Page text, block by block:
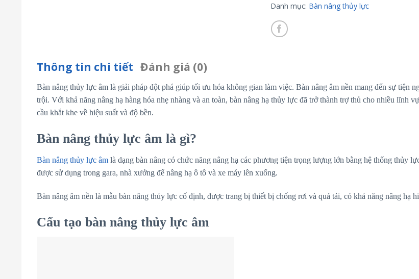
Danh mục: Bàn nâng thủy lực
Thông tin chi tiết Đánh giá (0)
Bàn nâng thủy lực âm là giải pháp đột phá giúp tối ưu hóa không gian làm việc. Bàn nâng âm nền mang đến sự tiện
trội. Với khả năng nâng hạ hàng hóa nhẹ nhàng và an toàn, bàn nâng hạ thủy lực đã trở thành trợ thủ cho nhiều lĩnh
cầu khắt khe về hiệu suất và độ bền.
Bàn nâng thủy lực âm là gì?
Bàn nâng thủy lực âm là dạng bàn nâng có chức năng nâng hạ các phương tiện trọng lượng lớn bằng hệ thống thủy
được sử dụng trong gara, nhà xưởng để nâng hạ ô tô và xe máy lên xuống.
Bàn nâng âm nền là mẫu bàn nâng thủy lực cố định, được trang bị thiết bị chống rơi và quá tải, có khả năng nâng hạ
Cấu tạo bàn nâng thủy lực âm